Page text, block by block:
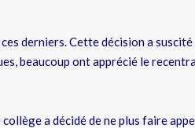
derniers. Cette décision a suscité
beaucoup ont apprécié le
a décidé de ne plus faire